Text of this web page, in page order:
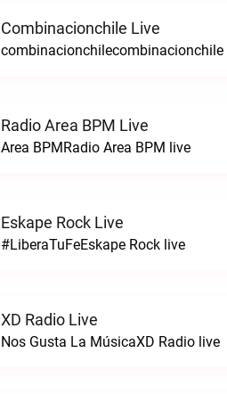
Combinacionchile Live
combinacionchilecombinacionchile
Radio Area BPM Live
Area BPMRadio Area BPM live
Eskape Rock Live
#LiberaTuFeEskape Rock live
XD Radio Live
Nos Gusta La MúsicaXD Radio live